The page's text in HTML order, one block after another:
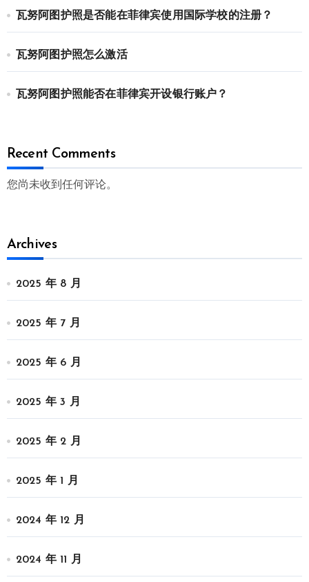
瓦努阿图护照是否能在菲律宾使用国际学校的注册？
瓦努阿图护照怎么激活
瓦努阿图护照能否在菲律宾开设银行账户？
Recent Comments
您尚未收到任何评论。
Archives
2025 年 8 月
2025 年 7 月
2025 年 6 月
2025 年 3 月
2025 年 2 月
2025 年 1 月
2024 年 12 月
2024 年 11 月